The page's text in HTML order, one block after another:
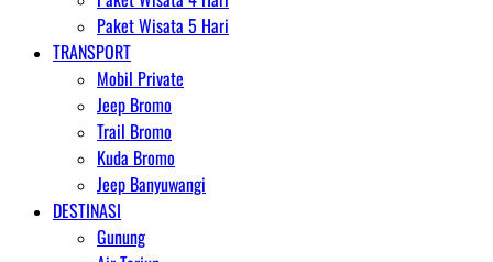
Paket Wisata 5 Hari
TRANSPORT
Mobil Private
Jeep Bromo
Trail Bromo
Kuda Bromo
Jeep Banyuwangi
DESTINASI
Gunung